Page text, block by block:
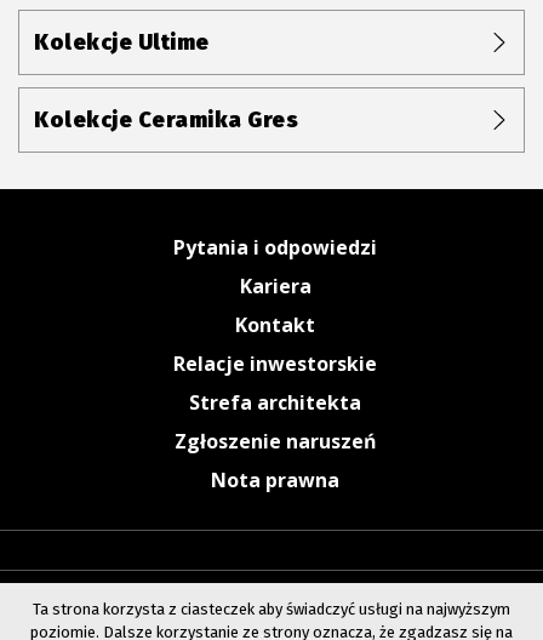
Kolekcje Ultime
Kolekcje Ceramika Gres
Pytania i odpowiedzi
Kariera
Kontakt
Relacje inwestorskie
Strefa architekta
Zgłoszenie naruszeń
Nota prawna
Ta strona korzysta z ciasteczek aby świadczyć usługi na najwyższym
poziomie. Dalsze korzystanie ze strony oznacza, że zgadzasz się na